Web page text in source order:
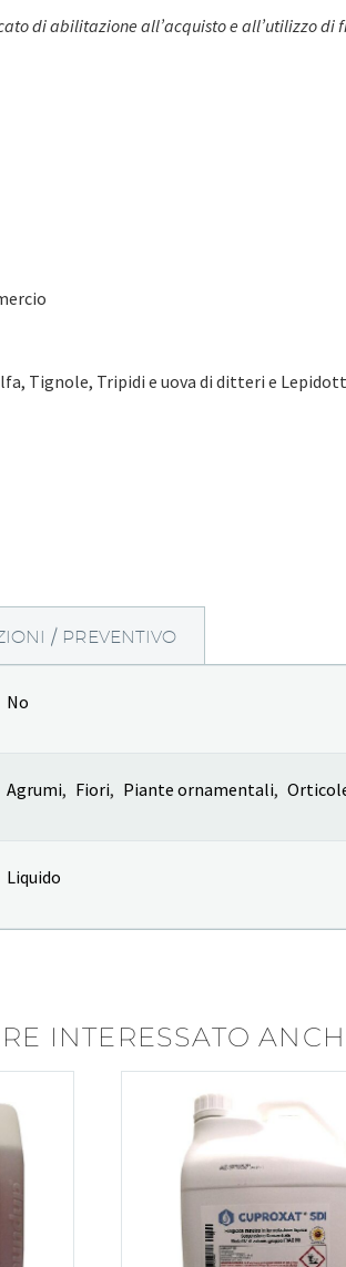
di abilitazione all’acquisto e all’utilizzo di
Tignole, Tripidi e uova di ditteri e
/ PREVENTIVO
No
Agrumi, Fiori, Piante ornamentali,
Liquido
INTERESSATO